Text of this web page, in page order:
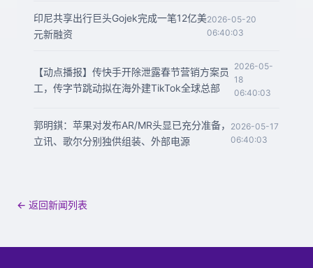
印尼共享出行巨头Gojek完成一笔12亿美
元新融资
2026-05-20
06:40:03
【动点播报】传快手开除泄露春节营销方案员
工，传字节跳动拟在海外建TikTok全球总部
2026-05-
18
06:40:03
郭明錤：苹果对发布AR/MR头显已充分准备，
立讯、歌尔分别独供组装、外部电源
2026-05-17
06:40:03
← 返回新闻列表